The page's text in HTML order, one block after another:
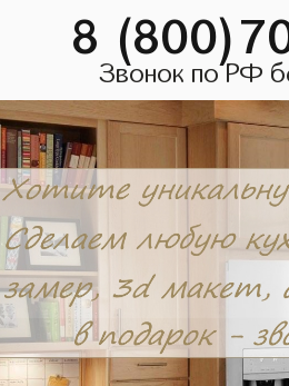
8
Звонок по РФ